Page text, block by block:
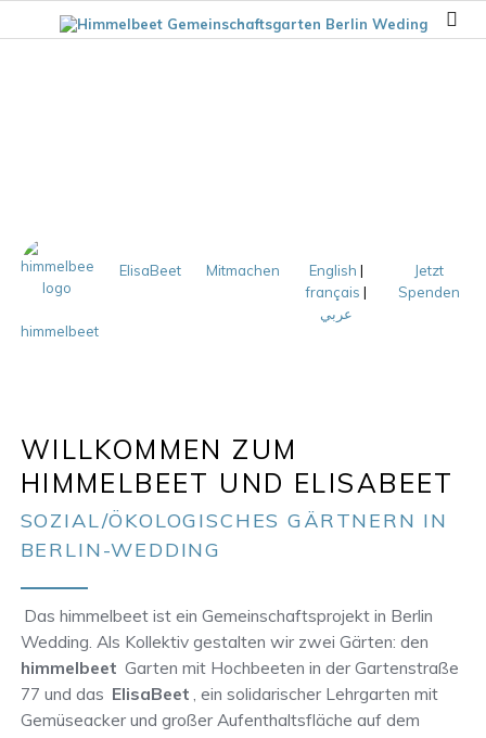
himmelbeet
ElisaBeet Mitmachen English |
français |
عربي
Jetzt
Spenden
WILLKOMMEN ZUM
HIMMELBEET UND ELISABEET
SOZIAL/ÖKOLOGISCHES GÄRTNERN IN
BERLIN-WEDDING
Das himmelbeet ist ein Gemeinschaftsprojekt in Berlin
Wedding. Als Kollektiv gestalten wir zwei Gärten: den
himmelbeet Garten mit Hochbeeten in der Gartenstraße
77 und das ElisaBeet , ein solidarischer Lehrgarten mit
Gemüseacker und großer Aufenthaltsfläche auf dem